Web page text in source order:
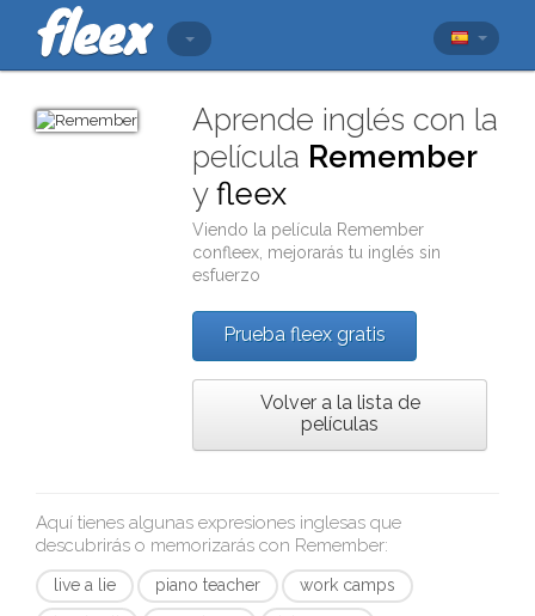
Aprende inglés con la
película Remember
yfleex
Viendo la película Remember
confleex , mejorarás tu inglés sin
esfuerzo
Prueba fleex gratis
Volver a la lista de
películas
Aquí tienes algunas expresiones inglesas que
descubrirás o memorizarás con Remember:
live a lie piano teacher
work camps